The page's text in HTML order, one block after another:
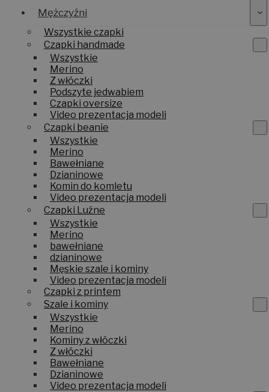
Mężczyźni
Wszystkie czapki
Czapki handmade
Wszystkie
Merino
Z włóczki
Podszyte jedwabiem
Czapki oversize
Video prezentacja modeli
Czapki beanie
Wszystkie
Merino
Bawełniane
Dzianinowe
Komin do komletu
Video prezentacja modeli
Czapki Luźne
Wszystkie
Merino
bawełniane
dzianinowe
Męskie szale i kominy
Video prezentacja modeli
Czapki z printem
Szale i kominy
Wszystkie
Merino
Kominy z włóczki
Z włóczki
Bawełniane
Dzianinowe
Video prezentacja modeli